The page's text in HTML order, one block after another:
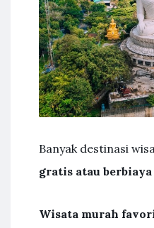
Banyak destinasi
gratis atau
Wisata murah